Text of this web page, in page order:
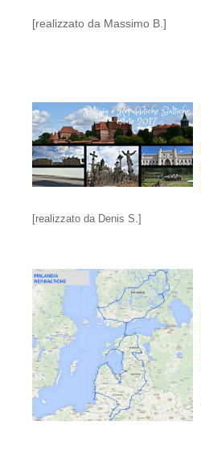
[realizzato da Massimo B.]
[realizzato da Denis S.]